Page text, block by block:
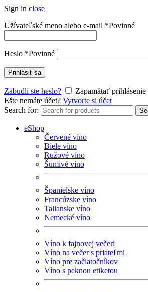
Sign in close
Užívateľské meno alebo e-mail *Povinné
Heslo *Povinné
Prihlásiť sa
Zabudli ste heslo?
Zapamätať prihlásenie
Ešte nemáte účet? Vytvorte si účet
Search for:
eShop
Červené víno
Biele víno
Ružové víno
Šumivé víno
Španielske víno
Francúzske víno
Talianske víno
Nemecké víno
Víno k fajnovej večeri
Víno na večer s priateľmi
Víno pre začiatočníkov
Víno s peknou etiketou